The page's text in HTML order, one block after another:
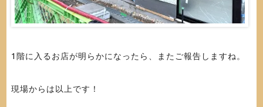
1階に入るお店が明らかになったら、またご報告しますね。
現場からは以上です！